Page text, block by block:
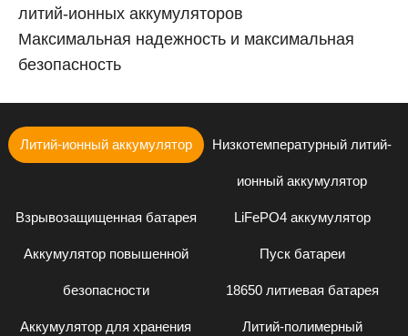
литий-ионных аккумуляторов
Максимальная надежность и максимальная
безопасность
Литий-ионный аккумулятор Низкотемпературный литий-
ионный аккумулятор
Взрывозащищенная батарея LiFePO4 аккумулятор
Аккумулятор повышенной
безопасности
Пуск батареи
18650 литиевая батарея
Аккумулятор для хранения Литий-полимерный